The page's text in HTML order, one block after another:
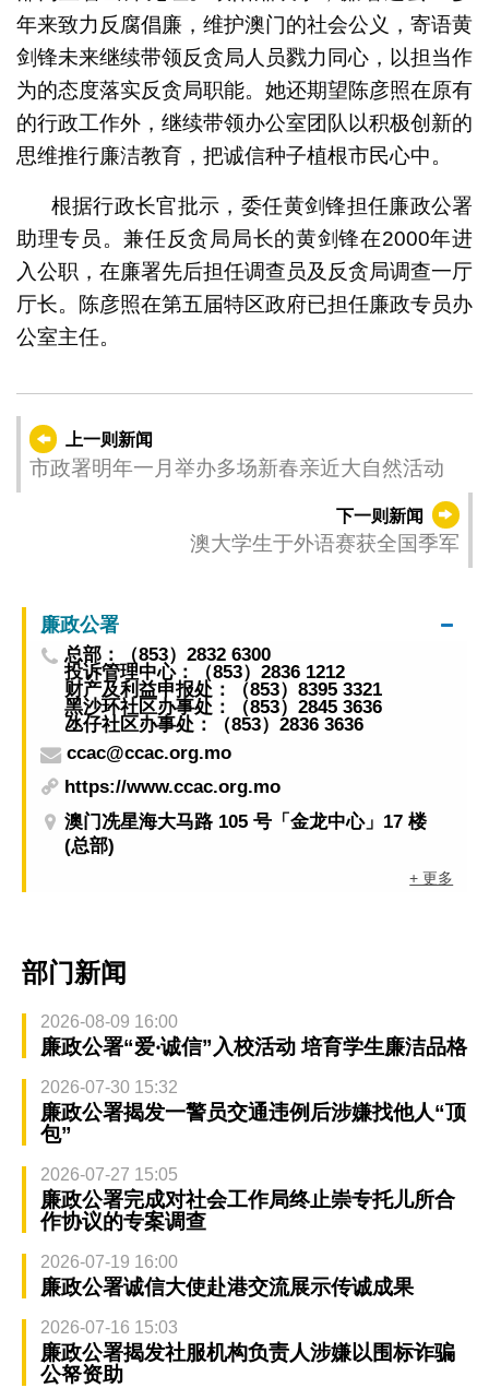
年来致力反腐倡廉，维护澳门的社会公义，寄语黄
剑锋未来继续带领反贪局人员戮力同心，以担当作
为的态度落实反贪局职能。她还期望陈彦照在原有
的行政工作外，继续带领办公室团队以积极创新的
思维推行廉洁教育，把诚信种子植根市民心中。
根据行政长官批示，委任黄剑锋担任廉政公署
助理专员。兼任反贪局局长的黄剑锋在2000年进
入公职，在廉署先后担任调查员及反贪局调查一厅
厅长。陈彦照在第五届特区政府已担任廉政专员办
公室主任。
上一则新闻
市政署明年一月举办多场新春亲近大自然活动
下一则新闻
澳大学生于外语赛获全国季军
廉政公署
总部：（853）2832 6300
投诉管理中心：（853）2836 1212
财产及利益申报处：（853）8395 3321
黑沙环社区办事处：（853）2845 3636
氹仔社区办事处：（853）2836 3636
ccac@ccac.org.mo
https://www.ccac.org.mo
澳门冼星海大马路 105 号「金龙中心」17 楼
(总部)
+ 更多
部门新闻
2026-08-09 16:00
廉政公署“爱‧诚信”入校活动 培育学生廉洁品格
2026-07-30 15:32
廉政公署揭发一警员交通违例后涉嫌找他人“顶
包”
2026-07-27 15:05
廉政公署完成对社会工作局终止崇专托儿所合
作协议的专案调查
2026-07-19 16:00
廉政公署诚信大使赴港交流展示传诚成果
2026-07-16 15:03
廉政公署揭发社服机构负责人涉嫌以围标诈骗
公帑资助